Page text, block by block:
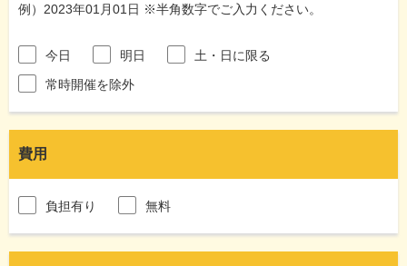
例）2023年01月01日 ※半角数字でご入力ください。
今日 明日
土・日に限る
常時開催を除外
費用
負担有り 無料